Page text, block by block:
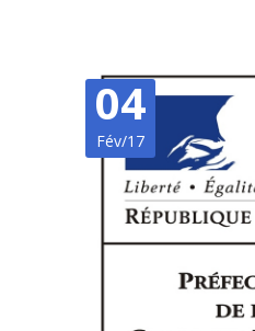
04
Fév/17